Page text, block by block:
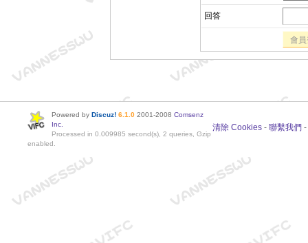
回答
會
清除 Cookies - 聯繫我們 -
Powered by Discuz! 6.1.0 2001-2008 Comsenz
Inc.
Processed in 0.009985 second(s), 2 queries, Gzip
enabled.